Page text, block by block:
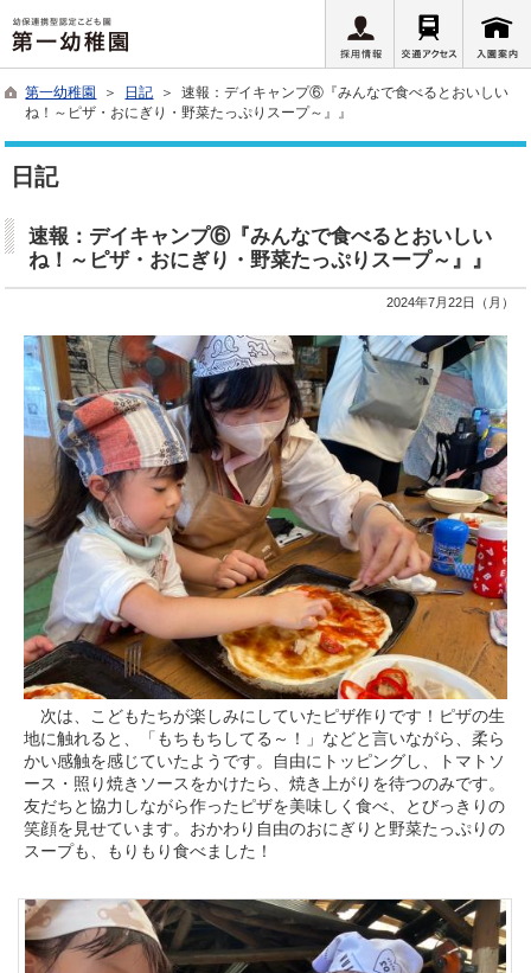
第一幼稚園 ＞ 日記 ＞ 速報：デイキャンプ⑥『みんなで食べるとおいしい
ね！～ピザ・おにぎり・野菜たっぷりスープ～』』
日記
速報：デイキャンプ⑥『みんなで食べるとおいしい
ね！～ピザ・おにぎり・野菜たっぷりスープ～』』
2024年7月22日（月）
次は、こどもたちが楽しみにしていたピザ作りです！ピザの生
地に触れると、「もちもちしてる～！」などと言いながら、柔ら
かい感触を感じていたようです。自由にトッピングし、トマトソ
ース・照り焼きソースをかけたら、焼き上がりを待つのみです。
友だちと協力しながら作ったピザを美味しく食べ、とびっきりの
笑顔を見せています。おかわり自由のおにぎりと野菜たっぷりの
スープも、もりもり食べました！